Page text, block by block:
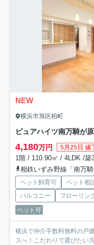
NEW
横浜市旭区柏町
4,180万円 5月25日 値
1階 / 110.90㎡ / 4LDK /築
相鉄いずみ野線「南万
ペット飼育可 ペット相
バルコニー
フローリン
ペット可
横浜で仲介手数料無料の戸
スへ！こだわりで選びたい